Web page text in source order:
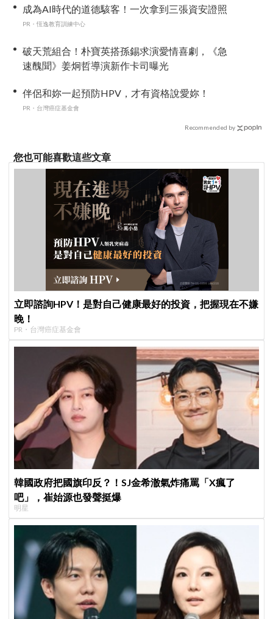
成為AI時代的道德駭客！一次拿到三張資安證照
PR・恆逸教育訓練中心
破天荒組合！朴寶英搭孫錫求演愛情喜劇，《急
速醜聞》姜炯哲導演新作卡司曝光
伴侶和妳一起預防HPV，才有資格說愛妳！
PR・台灣癌症基金會
Recommended by
您也可能喜歡這些文章
立即諮詢HPV！是對自己健康最好的投資，把握現在不嫌
晚！
PR・台灣癌症基金會
韓國政府把國旗印反？！SJ金希澈氣炸痛罵「X瘋了
吧」，崔始源也發聲挺爆
明星